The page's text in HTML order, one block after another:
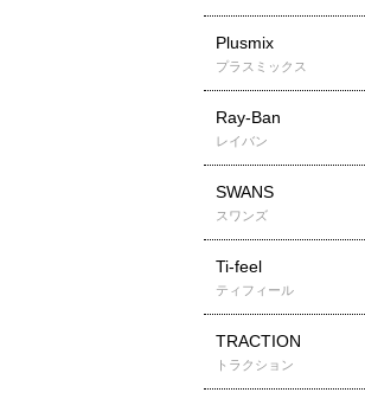
Plusmix
プラスミックス
Ray-Ban
レイバン
SWANS
スワンズ
Ti-feel
ティフィール
TRACTION
トラクション